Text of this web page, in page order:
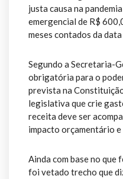
justa causa na
emergencial de R$
meses contados da
Segundo a Secretaria-
obrigatória para o
prevista na
legislativa que crie
receita deve ser
impacto orçamentário
Ainda com base no
foi vetado trecho que